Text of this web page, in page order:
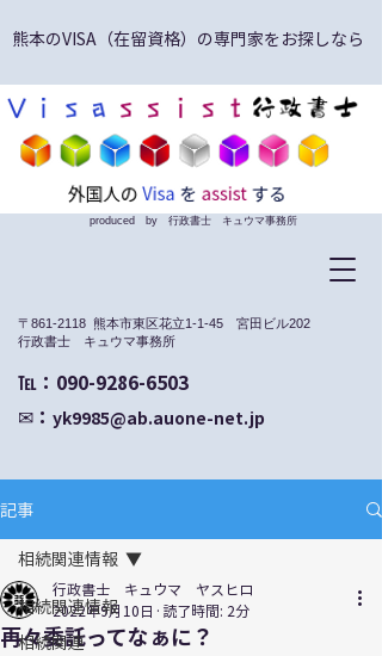
​℡：090-9286-6503
〒861-2118 熊本市東区花立1-1-45 宮田ビル202
​行政書士 キュウマ事務所
熊本のVISA（在留資格）の専門家をお探しなら
produced by 行政書士 キュウマ事務所
✉： yk9985@ab.auone-net.jp
記事
相続関連情報
相続関連
相続関連情報
再々委託ってなぁに？
行政書士 キュウマ ヤスヒロ
2022年9月10日 読了時間: 2分